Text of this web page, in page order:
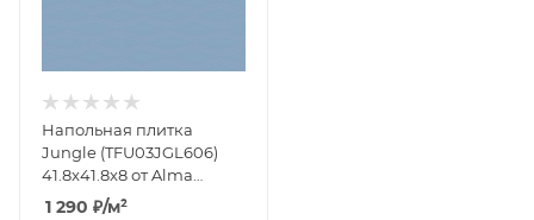
Напольная плитка
Jungle (TFU03JGL606)
41.8x41.8x8 от Alma
Ceramica (Россия)
1 290 ₽/м²